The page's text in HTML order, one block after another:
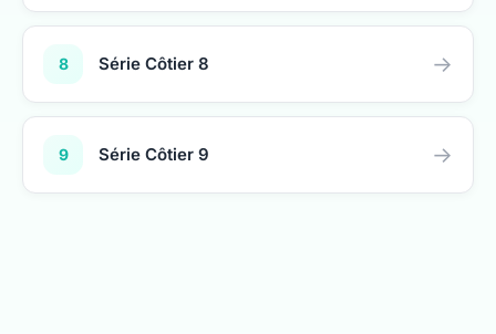
8 Série Côtier 8 →
9 Série Côtier 9 →